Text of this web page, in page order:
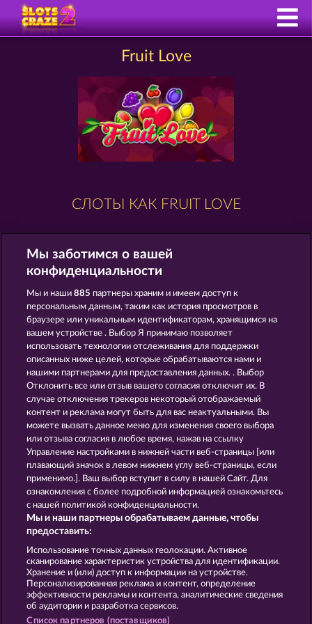
Fruit Love
СЛОТЫ КАК FRUIT LOVE
7 SUPERNOVA FRUITS NEW LIMITS MAAAX DIAMONDS
FANCY FRUITS ROAR
Правила КОНФИДЕНЦИАЛЬНОСТЬ
О компании Компания
Отправить Запрос об Отказе
Мы заботимся о вашей
конфиденциальности
Мы и наши885 партнеры храним и имеем доступ к
персональным данным, таким как история просмотров в
браузере или уникальным идентификаторам, хранящимся на
вашем устройстве . Выбор Я принимаю позволяет
использовать технологии отслеживания для поддержки
описанных ниже целей, которые обрабатываются нами и
нашими партнерами для предоставления данных. . Выбор
Отклонить все или отзыв вашего согласия отключит их. В
случае отключения трекеров некоторый отображаемый
контент и реклама могут быть для вас неактуальными. Вы
можете вызвать данное меню для изменения своего выбора
или отзыва согласия в любое время, нажав на ссылку
Управление настройками в нижней части веб-страницы [или
плавающий значок в левом нижнем углу веб-страницы, если
применимо.]. Ваш выбор вступит в силу в нашей Сайт. Для
ознакомления с более подробной информацией ознакомьтесь
с нашей политикой конфиденциальности.
Мы и наши партнеры обрабатываем данные, чтобы
предоставить:
Использование точных данных геолокации. Активное
сканирование характеристик устройства для идентификации.
Хранение и (или) доступ к информации на устройстве.
Персонализированная реклама и контент, определение
эффективности рекламы и контента, аналитические сведения
об аудитории и разработка сервисов.
Список партнеров (поставщиков)